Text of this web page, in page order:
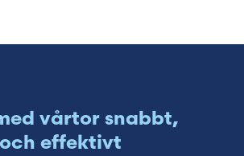
vårtor snabbt,
effektivt